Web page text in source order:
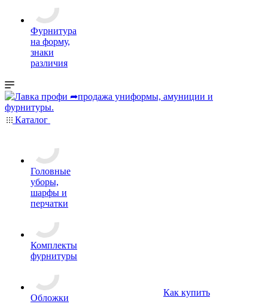
Фурнитура
на форму,
знаки
различия
Каталог
Головные
уборы,
шарфы и
перчатки
Комплекты
фурнитуры
Обложки
Как купить